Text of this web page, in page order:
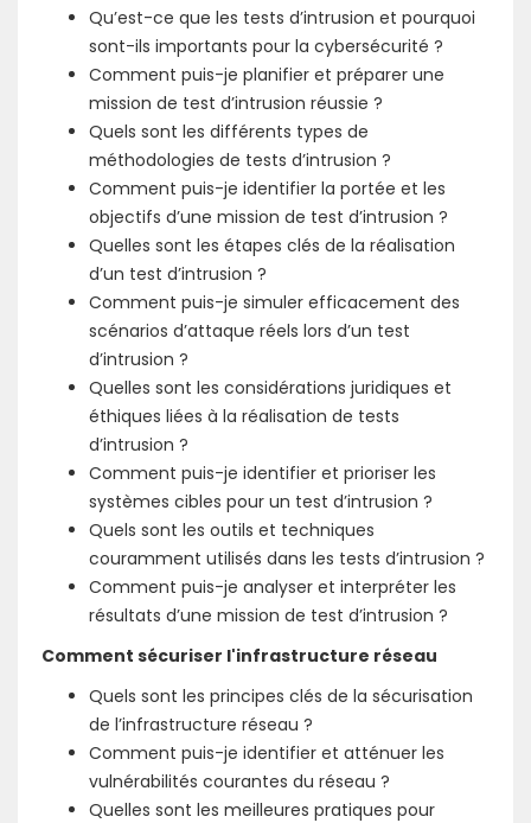
Qu’est-ce que les tests d’intrusion et pourquoi
sont-ils importants pour la cybersécurité ?
Comment puis-je planifier et préparer une
mission de test d’intrusion réussie ?
Quels sont les différents types de
méthodologies de tests d’intrusion ?
Comment puis-je identifier la portée et les
objectifs d’une mission de test d’intrusion ?
Quelles sont les étapes clés de la réalisation
d’un test d’intrusion ?
Comment puis-je simuler efficacement des
scénarios d’attaque réels lors d’un test
d’intrusion ?
Quelles sont les considérations juridiques et
éthiques liées à la réalisation de tests
d’intrusion ?
Comment puis-je identifier et prioriser les
systèmes cibles pour un test d’intrusion ?
Quels sont les outils et techniques
couramment utilisés dans les tests d’intrusion ?
Comment puis-je analyser et interpréter les
résultats d’une mission de test d’intrusion ?
Comment sécuriser l'infrastructure réseau
Quels sont les principes clés de la sécurisation
de l’infrastructure réseau ?
Comment puis-je identifier et atténuer les
vulnérabilités courantes du réseau ?
Quelles sont les meilleures pratiques pour